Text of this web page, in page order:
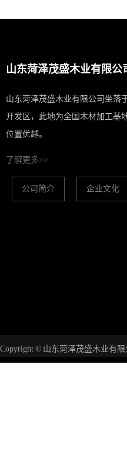
山东菏泽茂盛木业有限公
山东菏泽茂盛木业有限公司坐
开发区，此地为全国木材加工基
位置优越。
了解更多>>
公司简介 企业文化
Copyright © 山东菏泽茂盛木业有限